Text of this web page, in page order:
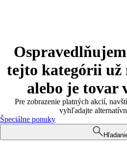
tejto kategórii už
alebo je tovar
Pre zobrazenie platných akcií,
vyhľadajte
Špeciálne ponuky